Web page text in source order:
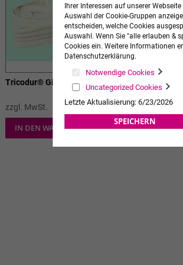
Tricodur® Gilchrist
zzgl. MwSt. Ab73,74 €
IN DEN WARENKORB ZUR
WUNSCHLISTE
zzgl.
IN
Ihrer Interessen auf unserer
Auswahl der Cookie-Gruppen
entscheiden, welche Cookies
Auswahl. Wenn Sie "alle erlauben &
Cookies ein. Weitere Informationen
Datenschutzerklärung.
Notwendige Cookies
Uncategorized Cookies
Letzte Aktualisierung: 6/23/2026
SPEICHERN